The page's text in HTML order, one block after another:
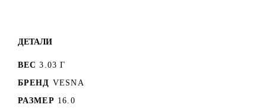
ДЕТАЛИ
ВЕС 3.03 Г
БРЕНД VESNA
РАЗМЕР 16.0